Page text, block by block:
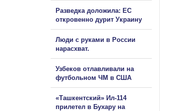
Разведка доложила: ЕС
откровенно дурит Украину
Люди с руками в России
нарасхват.
Узбеков отлавливали на
футбольном ЧМ в США
«Ташкентский» Ил-114
прилетел в Бухару на